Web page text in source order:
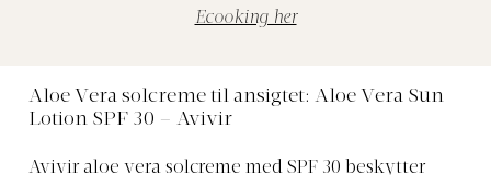
Ecooking her
Aloe Vera solcreme til ansigtet: Aloe Vera Sun
Lotion SPF 30 – Avivir
Avivir aloe vera solcreme med SPF 30 beskytter